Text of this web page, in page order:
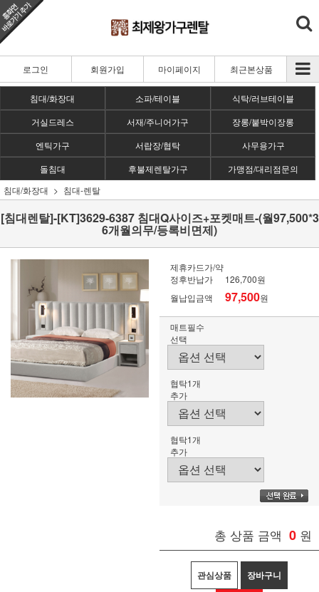
로그인 회원가입 마이페이지 최근본상품
침대/화장대 소파/테이블
식탁/러브테이블
거실드레스
서재/주니어가구
장롱/붙박이장롱
엔틱가구
서랍장/협탁
사무용가구
돌침대
후불제렌탈가구
가맹점/대리점문의
침대/화장대
침대-렌탈
[침대렌탈]-[KT]3629-6387 침대Q사이즈+포켓매트-(월97,500*3
6개월의무/등록비면제)
제휴카드가/약
정후반납가
126,700원
월납입금액
97,500원
매트필수
선택
협탁1개
추가
협탁1개
추가
총 상품 금액 0 원
관심상품 장바구니